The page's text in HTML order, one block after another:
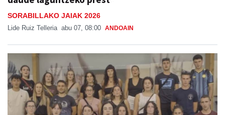
Lide Ruiz Telleria abu 07, 08:00